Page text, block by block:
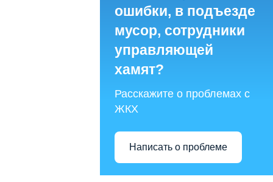
ошибки, в подъезде
мусор, сотрудники
управляющей
хамят?
Расскажите о проблемах с
ЖКХ
Написать о проблеме